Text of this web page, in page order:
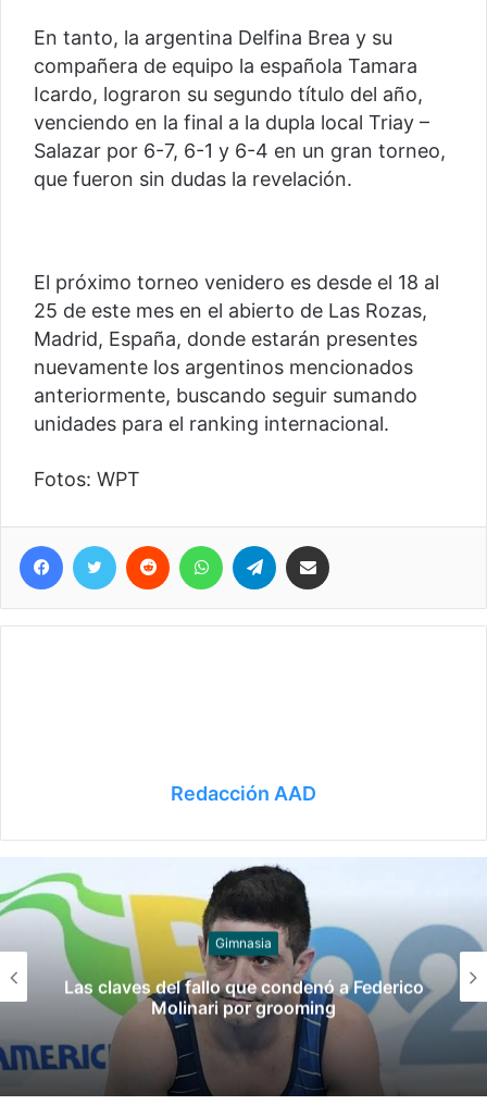
En tanto, la argentina Delfina Brea y su
compañera de equipo la española Tamara
Icardo, lograron su segundo título del año,
venciendo en la final a la dupla local Triay –
Salazar por 6-7, 6-1 y 6-4 en un gran torneo,
que fueron sin dudas la revelación.
El próximo torneo venidero es desde el 18 al
25 de este mes en el abierto de Las Rozas,
Madrid, España, donde estarán presentes
nuevamente los argentinos mencionados
anteriormente, buscando seguir sumando
unidades para el ranking internacional.
Fotos: WPT
Facebook
Twitter Reddit WhatsAppTelegram
Redacción AAD
Gimnasia
Las claves del fallo que condenó a Federico
Molinari por grooming